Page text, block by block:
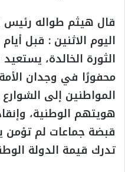
قال هيثم طواله
اليوم الاثنين : قبل
الثورة الخالدة،
محفورًا في وجدان
المواطنين إلى
هويتهم الوطنية،
قبضة جماعات لم تؤمن
تدرك قيمة الدولة